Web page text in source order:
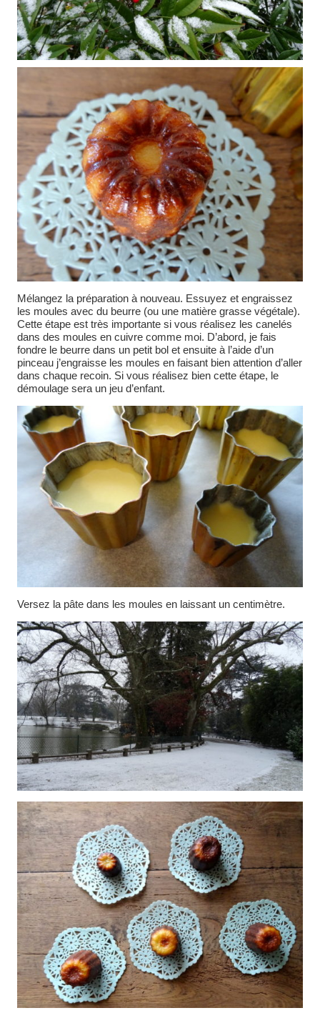
Mélangez la préparation à nouveau. Essuyez et engraissez
les moules avec du beurre (ou une matière grasse végétale).
Cette étape est très importante si vous réalisez les canelés
dans des moules en cuivre comme moi. D’abord, je fais
fondre le beurre dans un petit bol et ensuite à l’aide d’un
pinceau j’engraisse les moules en faisant bien attention d’aller
dans chaque recoin. Si vous réalisez bien cette étape, le
démoulage sera un jeu d’enfant.
Versez la pâte dans les moules en laissant un centimètre.